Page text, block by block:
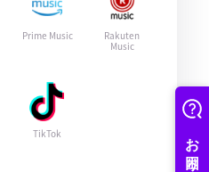
Prime Music
Rakuten
Music
TikTok